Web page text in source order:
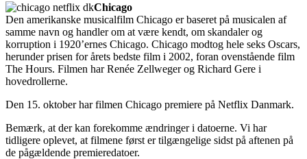
Chicago
Den amerikanske musicalfilm Chicago er baseret på musicalen af
samme navn og handler om at være kendt, om skandaler og
korruption i 1920’ernes Chicago. Chicago modtog hele seks Oscars,
herunder prisen for årets bedste film i 2002, foran ovenstående film
The Hours. Filmen har Renée Zellweger og Richard Gere i
hovedrollerne.
Den 15. oktober har filmen Chicago premiere på Netflix Danmark.
Bemærk, at der kan forekomme ændringer i datoerne. Vi har
tidligere oplevet, at filmene først er tilgængelige sidst på aftenen på
de pågældende premieredatoer.